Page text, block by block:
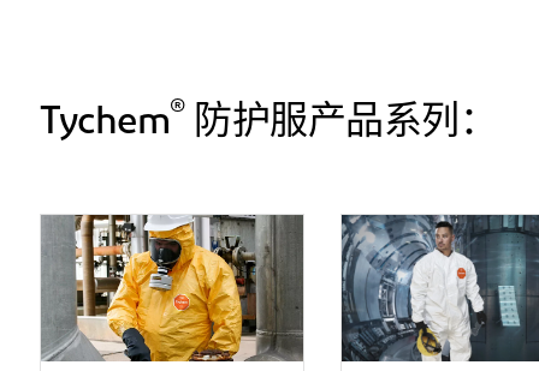
Tychem® 防护服产品系列：